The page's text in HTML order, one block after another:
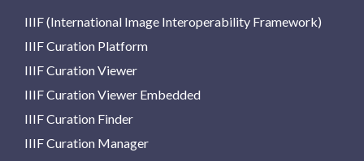
IIIF (International Image Interoperability Framework)
IIIF Curation Platform
IIIF Curation Viewer
IIIF Curation Viewer Embedded
IIIF Curation Finder
IIIF Curation Manager